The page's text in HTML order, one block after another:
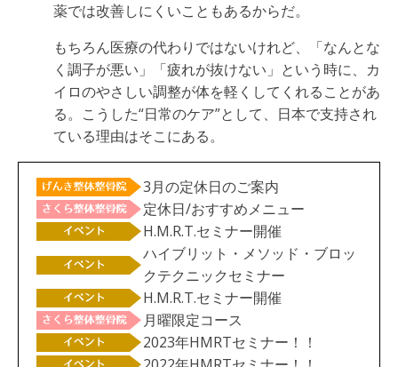
薬では改善しにくいこともあるからだ。
もちろん医療の代わりではないけれど、「なんとな
く調子が悪い」「疲れが抜けない」という時に、カ
イロのやさしい調整が体を軽くしてくれることがあ
る。こうした“日常のケア”として、日本で支持され
ている理由はそこにある。
3月の定休日のご案内
定休日/おすすめメニュー
H.M.R.T.セミナー開催
ハイブリット・メソッド・ブロッ
クテクニックセミナー
H.M.R.T.セミナー開催
月曜限定コース
2023年HMRTセミナー！！